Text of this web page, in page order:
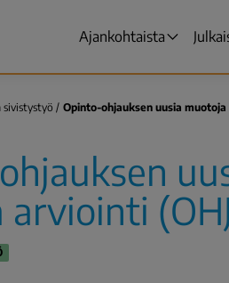
Päävalikko
Ajankohtaista
sivistystyö Opinto-ohjauksen uusia
arviointi